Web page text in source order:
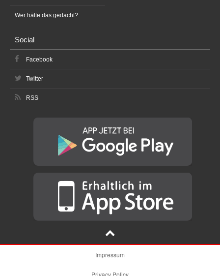
Wer hätte das gedacht?
Social
Facebook
Twitter
RSS
Impressum
Privacy Policy